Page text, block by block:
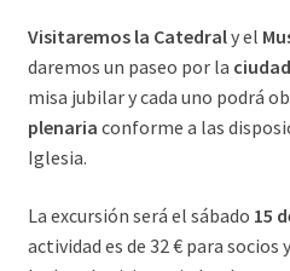
Visitaremos la Catedraly el
daremos un paseo por la ciudad
misa jubilar y cada uno podrá
plenaria conforme a las
Iglesia.
La excursión será el sábado 15
actividad es de 32 € para socios